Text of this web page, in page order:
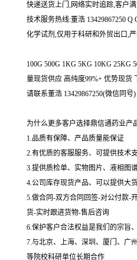
快递送货上门,网络实时追踪,客户
技术服务热线:董浩 13429867250 Q
化学试剂,仅用于科研和外贸出口,
100G 500G 1KG 5KG 10KG 25KG
量现货供应 高纯度99%+ 优势现货
请联系董浩 13429867250(微信同号)
为什么更多客户选择鼎信通药业产
1.品质有保障、产品质量能保证
2.有优质的客服服务、可提供技术
3.提供质检单、实物图片、液相图
4.公司库存现货产品、可以提供大
5.做合同-双方合同回签-对公付款-
货-实时跟进货物-售后咨询
6.保护客户合法权益是我们的宗旨
7.与北京、上海、深圳、厦门、广
等院校科研单位长期合作